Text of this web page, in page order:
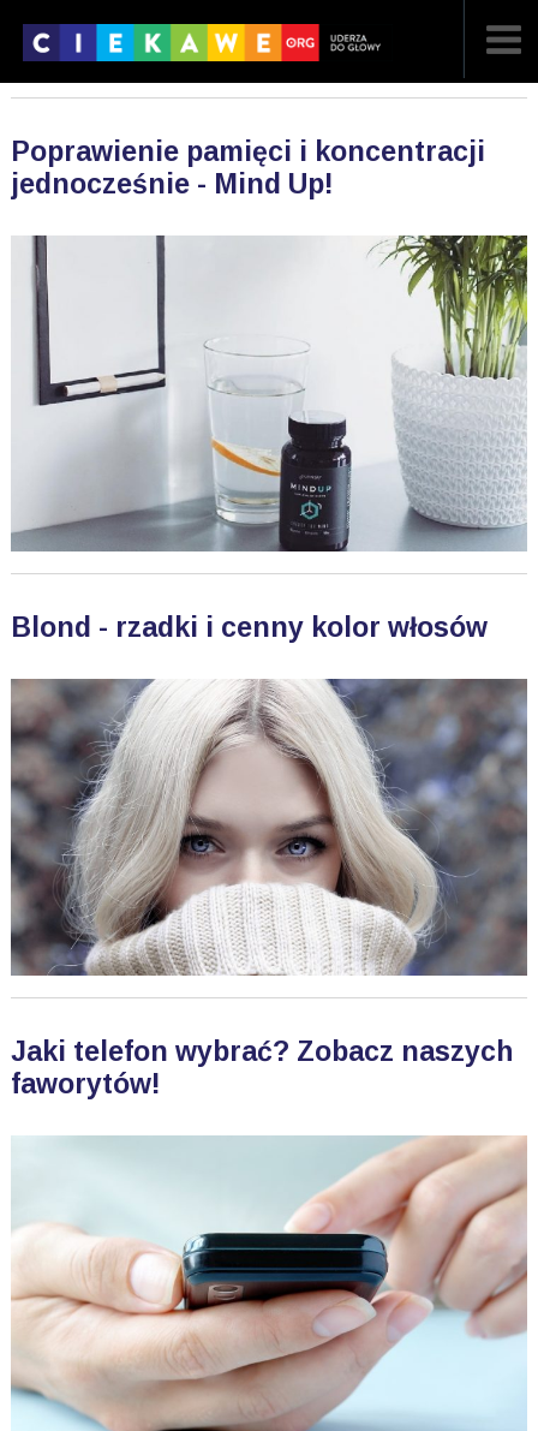
Poprawienie pamięci i koncentracji
jednocześnie - Mind Up!
Blond - rzadki i cenny kolor włosów
Jaki telefon wybrać? Zobacz naszych
faworytów!
POPULARNE
G GALERIA
REGULAMIN
KONTAKT